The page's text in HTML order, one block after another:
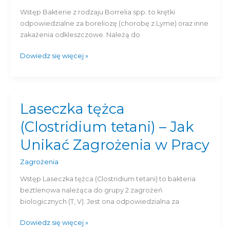
Wstęp Bakterie z rodzaju Borrelia spp. to krętki
odpowiedzialne za boreliozę (chorobę z Lyme) oraz inne
zakażenia odkleszczowe. Należą do
przed
Zakażeniem
Pracy
Dowiedz się więcej »
Laseczka tężca
(Clostridium tetani) – Jak
Unikać Zagrożenia w Pracy
Zagrożenia
Wstęp Laseczka tężca (Clostridium tetani) to bakteria
beztlenowa należąca do grupy 2 zagrożeń
biologicznych (T, V). Jest ona odpowiedzialna za
Laseczka
tężca
(Clostridium
tetani)
–
Jak
Zagrożenia
Pracy
Dowiedz się więcej »